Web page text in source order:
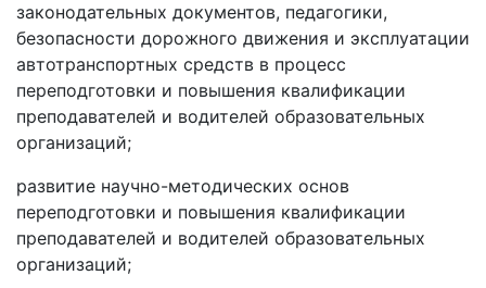
законодательных документов, педагогики,
безопасности дорожного движения и эксплуатации
автотранспортных средств в процесс
переподготовки и повышения квалификации
преподавателей и водителей образовательных
организаций;
развитие научно-методических основ
переподготовки и повышения квалификации
преподавателей и водителей образовательных
организаций;